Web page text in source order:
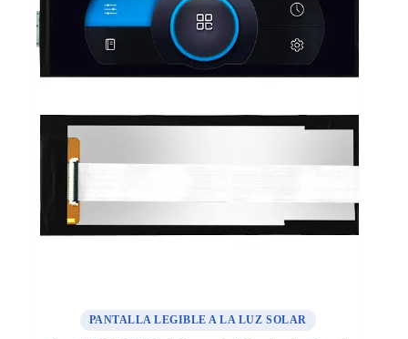
PANTALLA LEGIBLE A LA LUZ SOLAR